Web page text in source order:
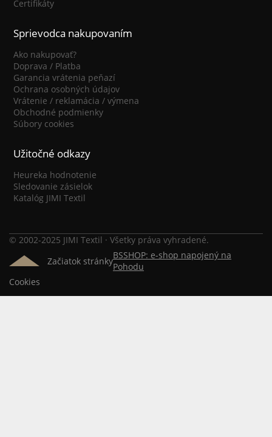
Certifikáty
Sprievodca nakupovaním
Ako nakupovať?
Doprava / Platba
Garancia vrátenia peňazí
Ochrana osobných údajov
Vrátenie / reklamácia / výmena
Obchodné podmienky
Súbory cookies
Užitočné odkazy
Heureka hodnotenie
Sledovanie zásielok
Katalóg JIMI Textil
© 2002-2025 JIMI Textil · Všetky práva vyhradené.
Začiatok stránkyBSSHOP: e-shop napojený na
Pohodu
Cookies